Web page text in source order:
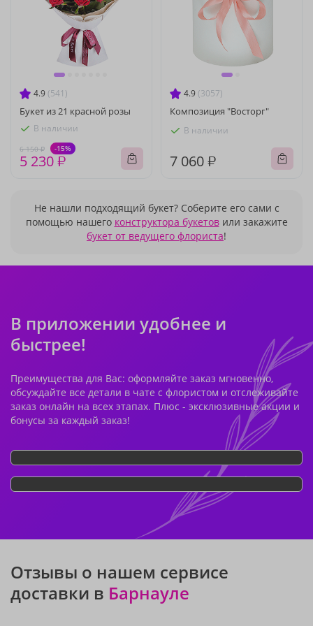
4.9 (541)
Букет из 21 красной розы
В наличии
6 150 ₽ -15%
5 230 ₽
4.9 (3057)
Композиция "Восторг"
В наличии
7 060 ₽
Не нашли подходящий букет? Соберите его сами с
помощью нашего конструктора букетовили закажите
букет от ведущего флориста!
В приложении удобнее и
быстрее!
Преимущества для Вас: оформляйте заказ мгновенно,
обсуждайте все детали в чате с флористом и отслеживайте
заказ онлайн на всех этапах. Плюс - эксклюзивные акции и
бонусы за каждый заказ!
Отзывы о нашем сервисе
доставки в Барнауле